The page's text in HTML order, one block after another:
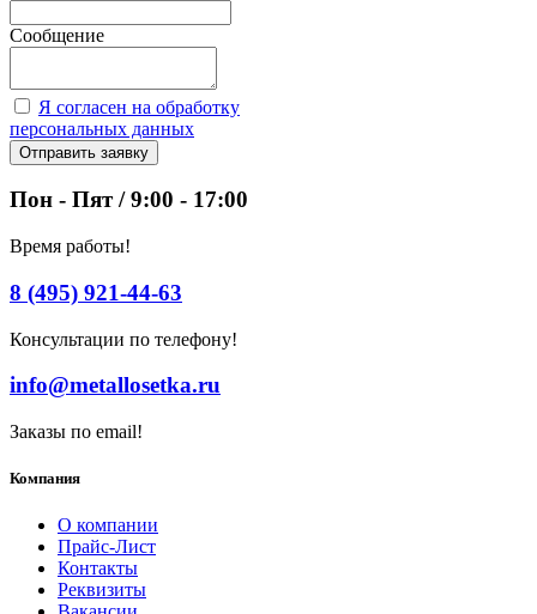
Сообщение
Я согласен на обработку
персональных данных
Отправить заявку
Пон - Пят / 9:00 - 17:00
Время работы!
8 (495) 921-44-63
Консультации по телефону!
info@metallosetka.ru
Заказы по email!
Компания
О компании
Прайс-Лист
Контакты
Реквизиты